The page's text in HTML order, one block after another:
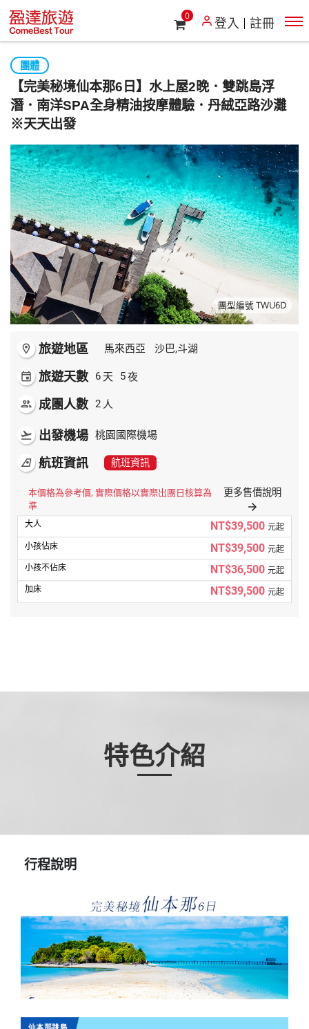
0 登入 註冊
團體
【完美秘境仙本那6日】水上屋2晚．雙跳島浮
潛．南洋SPA全身精油按摩體驗．丹絨亞路沙灘
※天天出發
團型編號 TWU6D
room 旅遊地區 馬來西亞 沙巴,斗湖
event 旅遊天數 6 天 5夜
people 成團人數 2 人
flight_takeoff 出發機場 桃園國際機場
airlines 航班資訊 航班資訊
本價格為參考價, 實際價格以實際出團日核算為
準
更多售價說明
arrow_forward
NT$39,500 元起
NT$39,500 元起
NT$36,500 元起
NT$39,500 元起
特色介紹
行程說明